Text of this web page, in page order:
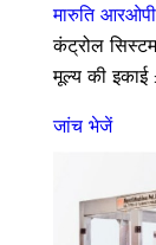
मारुति
कंट्रोल
मूल्य की इकाई :
जांच भेजें